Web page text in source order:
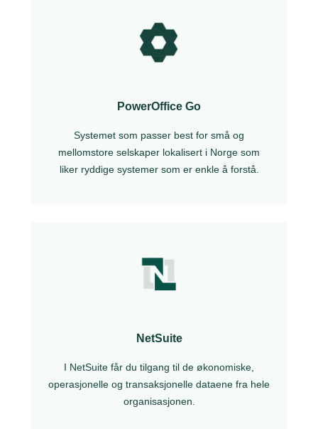
PowerOffice Go
Systemet som passer best for små og
mellomstore selskaper lokalisert i Norge som
liker ryddige systemer som er enkle å forstå.
NetSuite
I NetSuite får du tilgang til de økonomiske,
operasjonelle og transaksjonelle dataene fra hele
organisasjonen.